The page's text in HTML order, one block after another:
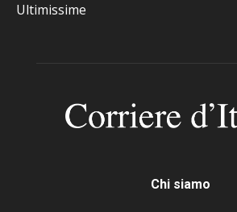
Ultimissime
Chi siamo